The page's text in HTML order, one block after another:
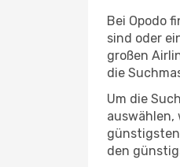
Bei Opodo
sind oder
großen
die
Um die
auswählen,
den